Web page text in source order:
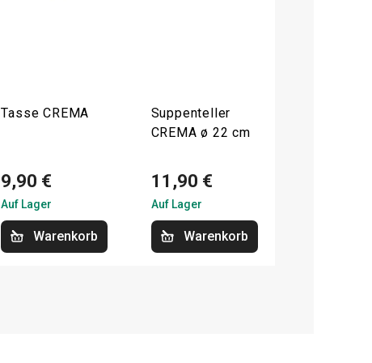
Tasse CREMA
9,90 €
Auf Lager
Warenkorb
Suppenteller
CREMA ø 22 cm
11,90 €
Auf Lager
Warenkorb